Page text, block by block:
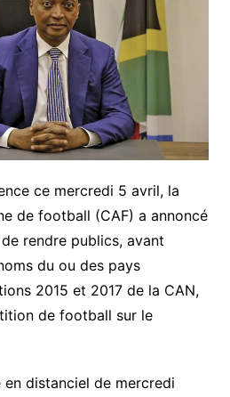
ce mercredi 5 avril, la
de football (CAF) a annoncé
rendre publics, avant
du ou des pays
2015 et 2017 de la CAN,
de football sur le
distanciel de mercredi